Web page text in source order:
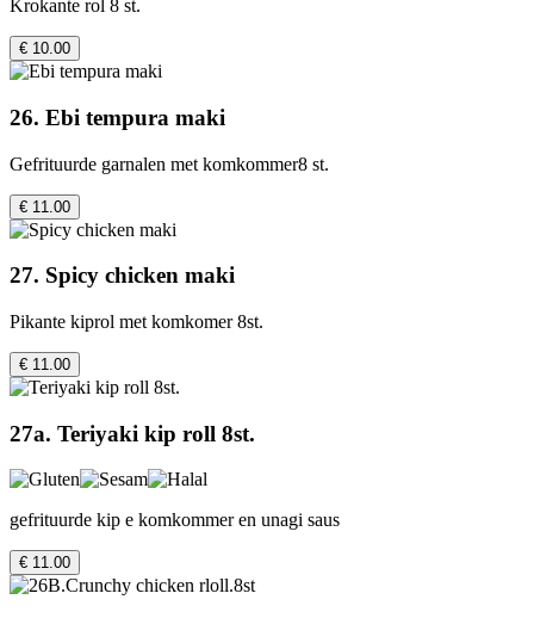
Krokante rol 8 st.
€ 10.00
26. Ebi tempura maki
Gefrituurde garnalen met komkommer8 st.
€ 11.00
27. Spicy chicken maki
Pikante kiprol met komkomer 8st.
€ 11.00
27a. Teriyaki kip roll 8st.
gefrituurde kip e komkommer en unagi saus
€ 11.00